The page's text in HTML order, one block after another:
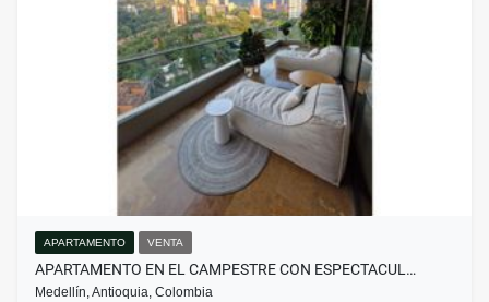
APARTAMENTO VENTA
APARTAMENTO EN EL CAMPESTRE CON ESPECTACUL…
Medellín, Antioquia, Colombia